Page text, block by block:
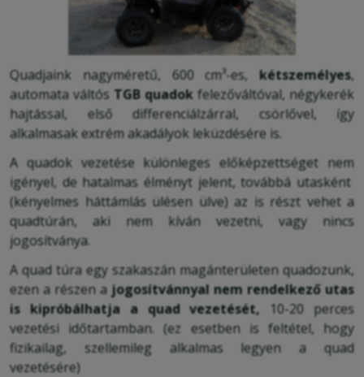
Quadjaink nagyméretű, 600 cm³-es, kétszemélyes,
automata váltós TGB quadok felezőváltóval, négykerék
hajtással, első differenciálzárral, csörlővel, így
alkalmasak extrém akadályok leküzdésére is.
A quadok vezetése különleges előképzettséget nem
igényel, de hatalmas élményt jelent, továbbá utasként
(kényelmes háttámlás ülésen ülve) az is részt vehet a
quadtúrán, aki nem kíván vezetni, vagy nincs
jogosítványa.
A quad túra egy szakaszán magánterületen quadozunk,
ezen a részen a jogosítvánnyal nem rendelkező utas
is kipróbálhatja a quad vezetését, 10-20 perces
vezetési időtartamban. (ez esetben is feltétel, hogy
fizikailag, szellemileg alkalmas legyen a quad
vezetésére)